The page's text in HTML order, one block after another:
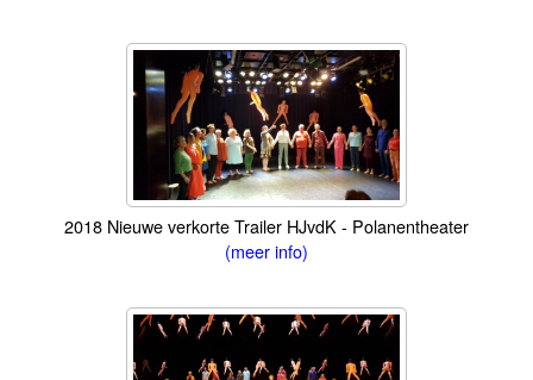
2018 Nieuwe verkorte Trailer HJvdK - Polanentheater
(meer info)